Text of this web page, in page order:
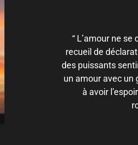
“ L’amour ne
recueil de
des puissants
un amour avec un
à avoir